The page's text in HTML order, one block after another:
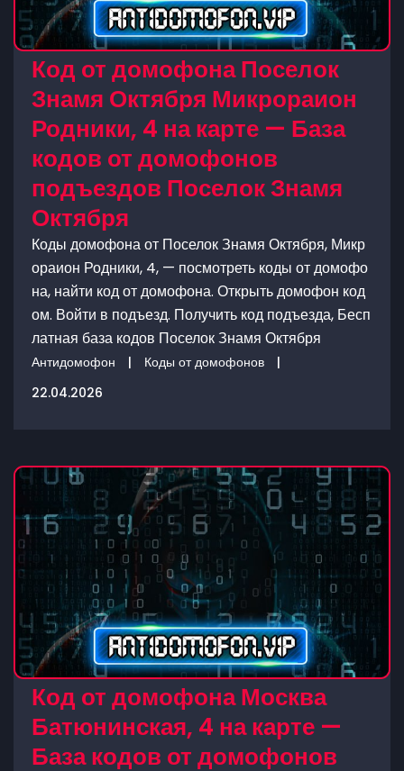
Код от домофона Поселок
Знамя Октября Микрораион
Родники, 4 на карте — База
кодов от домофонов
подъездов Поселок Знамя
Октября
Коды домофона от Поселок Знамя Октября, Микр
ораион Родники, 4, — посмотреть коды от домофо
на, найти код от домофона. Открыть домофон код
ом. Войти в подъезд. Получить код подъезда, Бесп
латная база кодов Поселок Знамя Октября
Антидомофон | Коды от домофонов
|
22.04.2026
Код от домофона Москва
Батюнинская, 4 на карте —
База кодов от домофонов